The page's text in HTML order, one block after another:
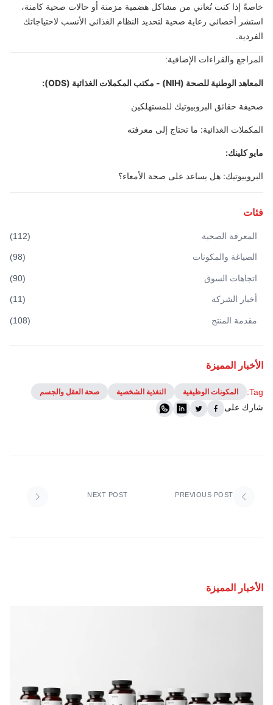
خاصةً إذا كنت تُعاني من مشاكل هضمية مزمنة أو حالات صحية كامنة،
استشر أخصائي رعاية صحية لتحديد النظام الغذائي الأنسب لاحتياجاتك
الفردية.
المراجع والقراءات الإضافية:
المعاهد الوطنية للصحة (NIH) - مكتب المكملات الغذائية (ODS):
صحيفة حقائق البروبيوتيك للمستهلكين
المكملات الغذائية: ما تحتاج إلى معرفته
مايو كلينك:
البروبيوتيك: هل يساعد على صحة الأمعاء؟
فئات
المعرفة الصحية (
112
)
الصياغة والمكونات (
98
)
اتجاهات السوق (
90
)
أخبار الشركة (
11
)
مقدمة المنتج (
108
)
الأخبار المميزة
Tag: المكونات الوظيفية التغذية الشخصية صحة العقل والجسم
شارك على
PREVIOUS POST
NEXT POST
الأخبار المميزة